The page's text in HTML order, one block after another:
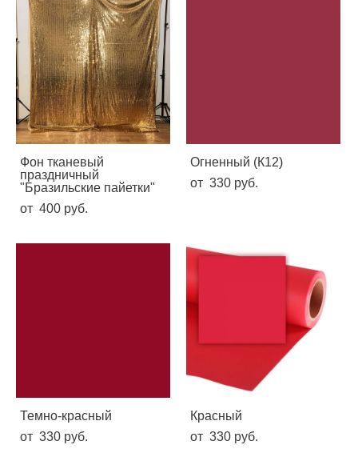
Фон тканевый
праздничный
"Бразильские пайетки"
от 400 pуб.
Огненный (К12)
от 330 pуб.
Темно-красный
от 330 pуб.
Красный
от 330 pуб.